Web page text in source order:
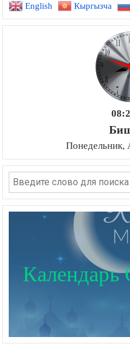
English Кыргызча
Понедельник,
Календарь